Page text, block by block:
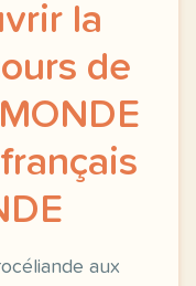
la
de
aux